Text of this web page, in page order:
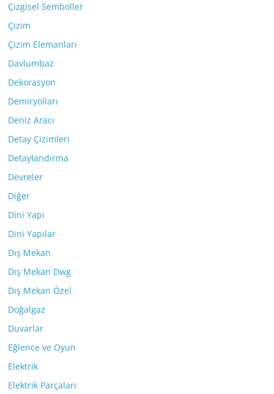
Çizgisel Semboller
Çizim
Çizim Elemanları
Davlumbaz
Dekorasyon
Demiryolları
Deniz Aracı
Detay Çizimleri
Detaylandırma
Devreler
Diğer
Dini Yapı
Dini Yapılar
Dış Mekan
Dış Mekan Dwg
Dış Mekan Özel
Doğalgaz
Duvarlar
Eğlence ve Oyun
Elektrik
Elektrik Parçaları